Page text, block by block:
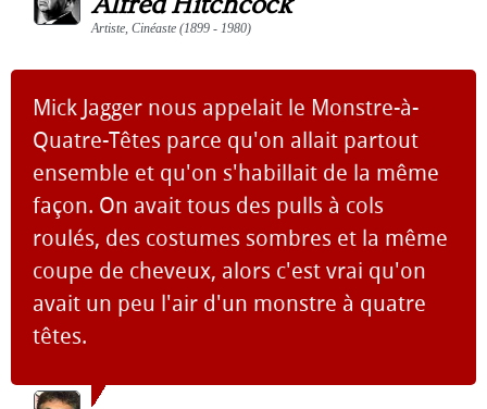
Artiste, Cinéaste (1899 - 1980)
Mick Jagger nous appelait le Monstre-à-
Quatre-Têtes parce qu'on allait partout
ensemble et qu'on s'habillait de la même
façon. On avait tous des pulls à cols
roulés, des costumes sombres et la même
coupe de cheveux, alors c'est vrai qu'on
avait un peu l'air d'un monstre à quatre
têtes.